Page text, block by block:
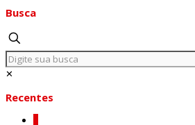
Busca
✕
Recentes